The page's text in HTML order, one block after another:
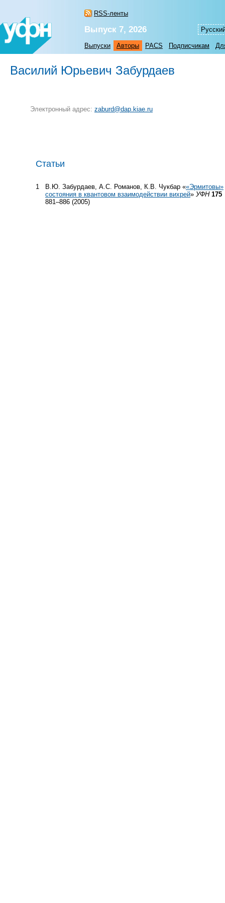
RSS-ленты
Выпуск 7, 2026
Выпуски Авторы PACS Подписчикам
Василий Юрьевич Забурдаев
Электронный адрес: zaburd@dap.kiae.ru
Статьи
1 В.Ю. Забурдаев, А.С. Романов, К.В. Чукбар ««Эрмитовы»
состояния в квантовом взаимодействии вихрей» УФН 175
881–886 (2005)